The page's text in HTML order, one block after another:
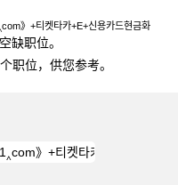
》+티켓타카+E+신용카드현금화
缺职位。
职位，供您参考。